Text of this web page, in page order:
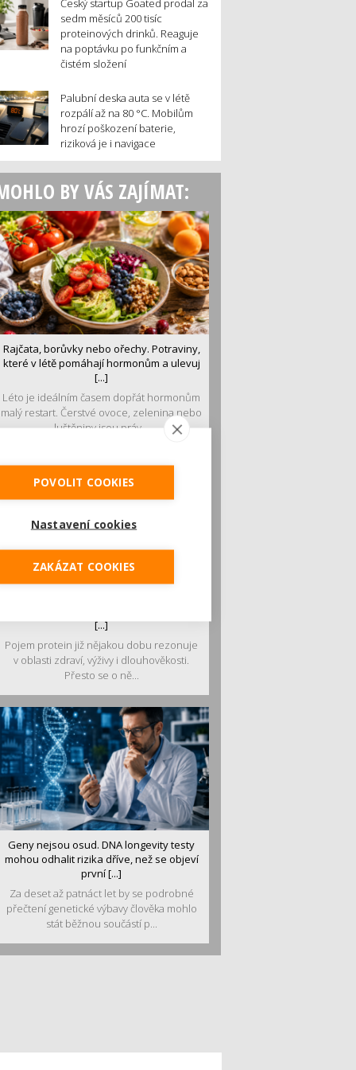
Český startup Goated prodal za
sedm měsíců 200 tisíc
proteinových drinků. Reaguje
na poptávku po funkčním a
čistém složení
Palubní deska auta se v létě
rozpálí až na 80 °C. Mobilům
hrozí poškození baterie,
riziková je i navigace
BY VÁS ZAJÍMAT:
Rajčata, borůvky nebo ořechy. Potraviny,
které v létě pomáhají hormonům a ulevuj
[...]
Léto je ideálním časem dopřát hormonům
malý restart. Čerstvé ovoce, zelenina nebo
luštěniny jsou práv...
[...]
Pojem protein již nějakou dobu rezonuje
v oblasti zdraví, výživy i dlouhověkosti.
Přesto se o ně...
Geny nejsou osud. DNA longevity testy
mohou odhalit rizika dříve, než se objeví
první [...]
Za deset až patnáct let by se podrobné
přečtení genetické výbavy člověka mohlo
stát běžnou součástí p...
POVOLIT COOKIES
Nastavení cookies
ZAKÁZAT COOKIES